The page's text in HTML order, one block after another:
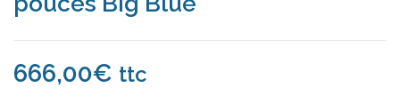
666,00€ ttc